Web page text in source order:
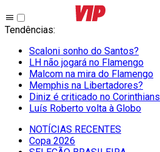
Tendências:
Scaloni sonho do Santos?
LH não jogará no Flamengo
Malcom na mira do Flamengo
Memphis na Libertadores?
Diniz é criticado no Corinthians
Luís Roberto volta à Globo
NOTÍCIAS RECENTES
Copa 2026